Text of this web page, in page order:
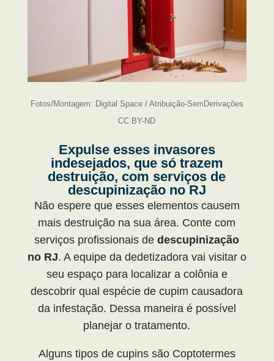
Fotos/Montagem: Digital Space / Atribuição-SemDerivações
CC BY-ND
Expulse esses invasores
indesejados, que só trazem
destruição, com serviços de
descupinização no RJ
Não espere que esses elementos causem
mais destruição na sua área. Conte com
serviços profissionais dedescupinização
no RJ. A equipe da dedetizadora vai visitar o
seu espaço para localizar a colônia e
descobrir qual espécie de cupim causadora
da infestação. Dessa maneira é possível
planejar o tratamento.
Alguns tipos de cupins são Coptotermes